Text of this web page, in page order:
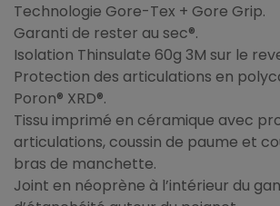
Technologie Gore-Tex + Gore Grip.
Garanti de rester au sec®.
Isolation Thinsulate 60g 3M sur le
Protection des articulations en
Poron® XRD®.
Tissu imprimé en céramique avec
articulations, coussin de paume et
bras de manchette.
Joint en néoprène à l’intérieur du